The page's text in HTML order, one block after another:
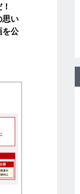
！
思い
を公